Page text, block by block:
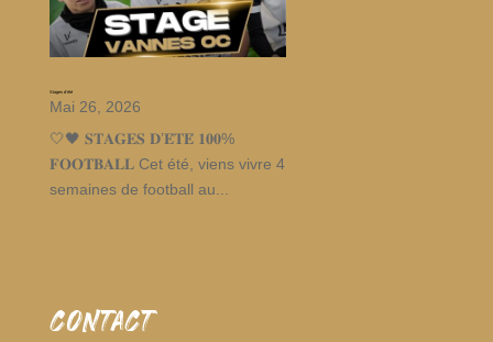
Stages d’été
Mai 26, 2026
🤍🖤 𝐒𝐓𝐀𝐆𝐄𝐒 𝐃’𝐄́𝐓𝐄́ 𝟏𝟎𝟎%
𝐅𝐎𝐎𝐓𝐁𝐀𝐋𝐋 Cet été, viens vivre 4
semaines de football au...
CONTACT